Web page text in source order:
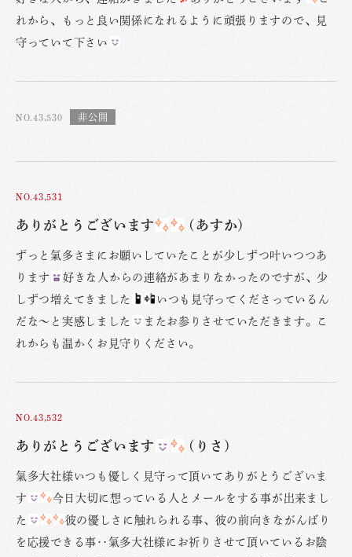
れから、もっと良い関係になれるように頑張りますので、見
守っていて下さい
NO.43,530
NO.43,531
ありがとうございます (あすか)
ずっと氣多さまにお願いしていたことが少しずつ叶いつつあ
ります
好きな人からの連絡があまりなかったのですが、少
しずつ増えてきました
いつも見守ってくださっているん
だな〜と実感しました
またお参りさせていただきます。こ
れからも温かくお見守りください。
NO.43,532
ありがとうございます (りさ)
氣多大社様いつも優しく見守って頂いてありがとうございま
す
今日大切に想っている人とメールをする事が出来まし
た
彼の優しさに触れられる事、彼の前向きながんばり
を応援できる事‥氣多大社様にお祈りさせて頂いているお陰